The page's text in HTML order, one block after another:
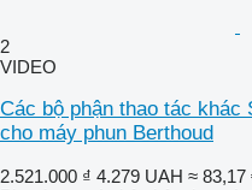
2
VIDEO
Các bộ phận thao tác khác
cho máy phun Berthoud
2.521.000 ₫ 4.279 UAH ≈ 83,17